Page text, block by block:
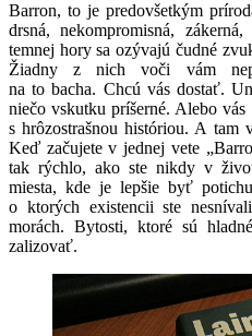
Barron, to je predovšetkým
drsná, nekompromisná,
temnej hory sa ozývajú čudné
Žiadny z nich voči vám
na to bacha. Chcú vás dostať.
niečo vskutku príšerné. Alebo
s hrôzostrašnou históriou. A tam
Keď začujete v jednej vete
tak rýchlo, ako ste nikdy v
miesta, kde je lepšie byť
o ktorých existencii ste
morách. Bytosti, ktoré sú
zalizovať.